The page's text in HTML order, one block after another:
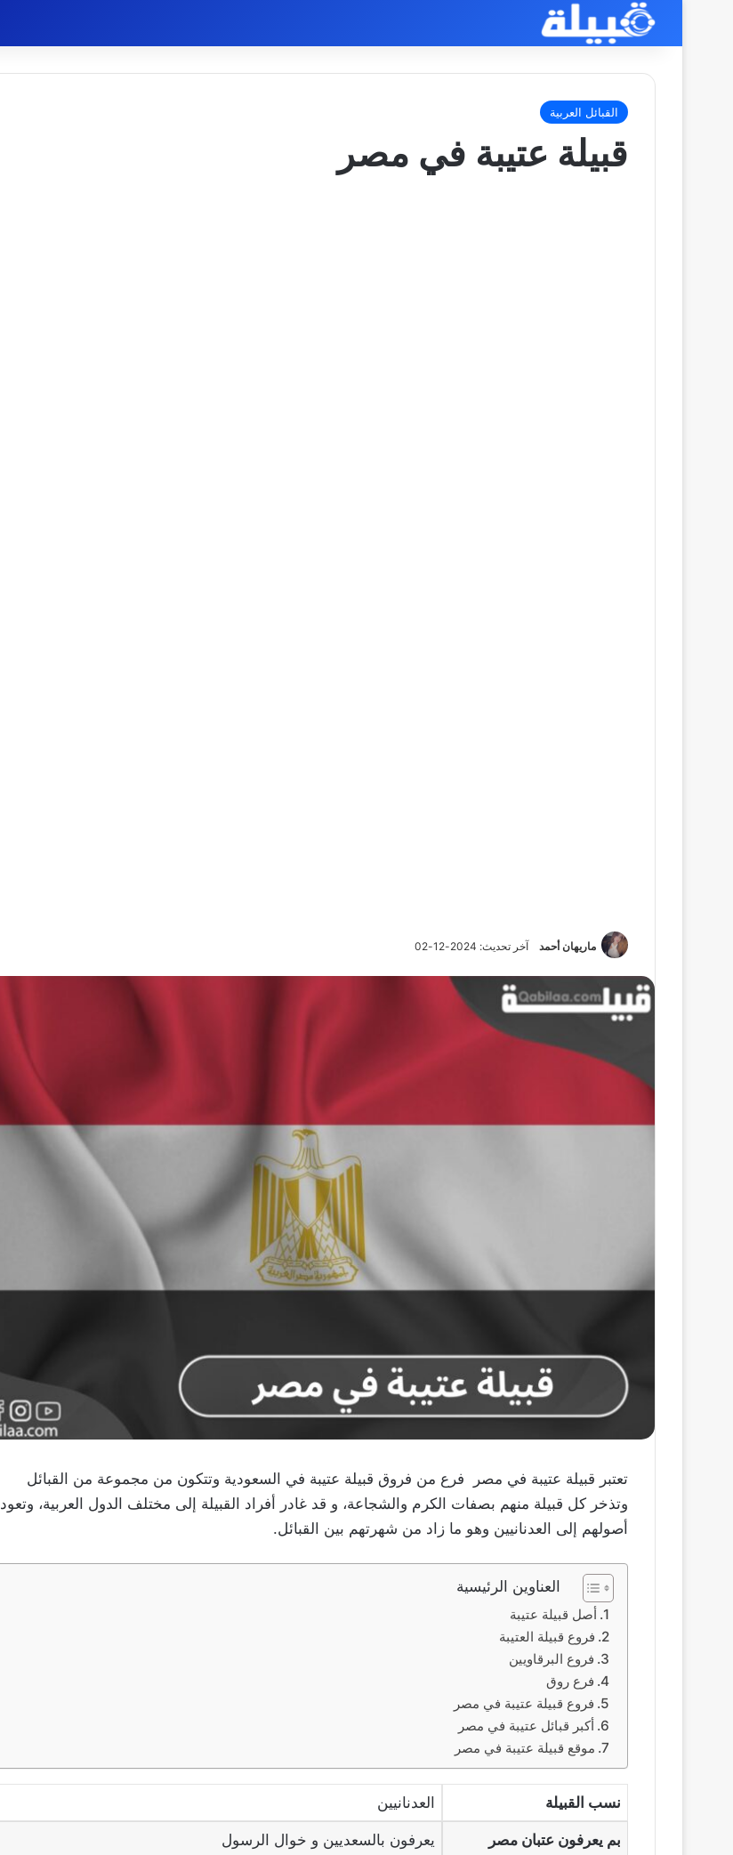
القبائل العربية
قبيلة عتيبة في مصر
ماريهان أحمد آخر تحديث: 2024-12-02
تعتبر قبيلة عتيبة في مصر فرع من فروق قبيلة عتيبة في السعودية وتتكون من مجموعة من القبائل
وتذخر كل قبيلة منهم بصفات الكرم والشجاعة، و قد غادر أفراد القبيلة إلى مختلف الدول العربية، وتعود
أصولهم إلى العدنانيين وهو ما زاد من شهرتهم بين القبائل.
العناوين الرئيسية
أصل قبيلة عتيبة
فروع قبيلة العتيبة
فروع البرقاويين
فرع روق
فروع قبيلة عتيبة في مصر
أكبر قبائل عتيبة في مصر
موقع قبيلة عتيبة في مصر
نسب القبيلة العدنانيين
بم يعرفون عتبان مصر يعرفون بالسعديين و خوال الرسول